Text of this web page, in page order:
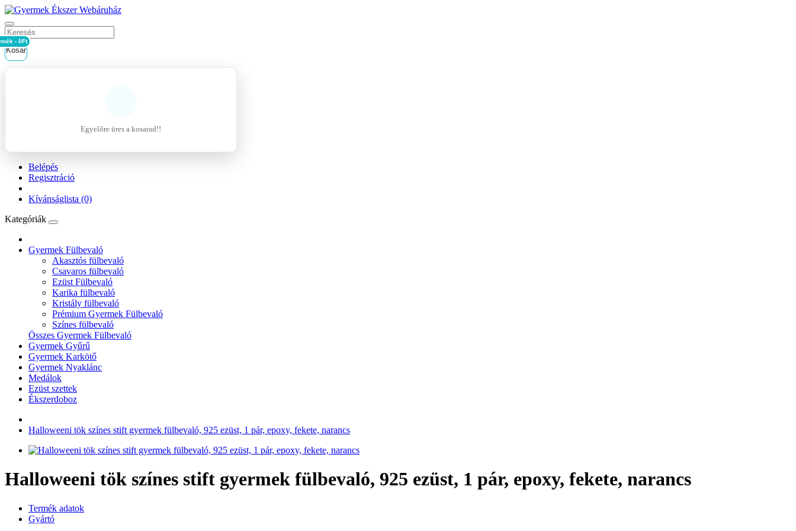
Kosár
- 0Ft
Egyelőre üres a kosarad!!
Belépés
Regisztráció
Kívánságlista (0)
Kategóriák
Gyermek Fülbevaló
Akasztós fülbevaló
Csavaros fülbevaló
Ezüst Fülbevaló
Karika fülbevaló
Kristály fülbevaló
Prémium Gyermek Fülbevaló
Színes fülbevaló
Összes Gyermek Fülbevaló
Gyermek Gyűrű
Gyermek Karkötő
Gyermek Nyaklánc
Medálok
Ezüst szettek
Ékszerdoboz
Halloweeni tök színes stift gyermek fülbevaló, 925 ezüst, 1 pár, epoxy, fekete, narancs
Halloweeni tök színes stift gyermek fülbevaló, 925 ezüst, 1 pár, epoxy, fekete, narancs
Termék adatok
Gyártó